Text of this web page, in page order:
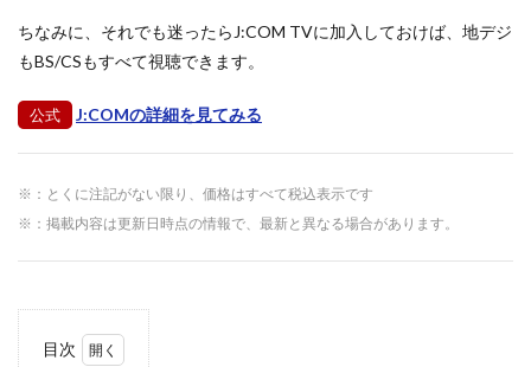
ちなみに、それでも迷ったらJ:COM TVに加入しておけば、地デジ
もBS/CSもすべて視聴できます。
公式 J:COMの詳細を見てみる
※：とくに注記がない限り、価格はすべて税込表示です
※：掲載内容は更新日時点の情報で、最新と異なる場合があります。
目次